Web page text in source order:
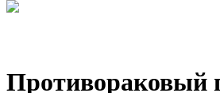
Противораковый